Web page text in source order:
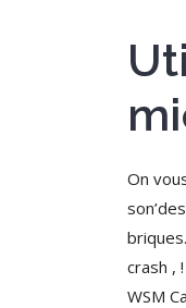
On
crash ,
WSM